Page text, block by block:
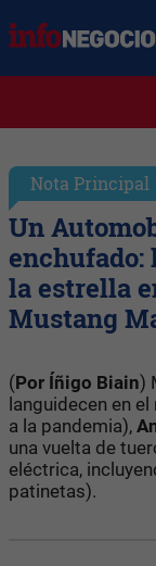
Nota Principal
Un
enchufado:
la estrella
Mustang
(Por Íñigo Biain)
languidecen en
a la pandemia),
una vuelta de
eléctrica,
patinetas).